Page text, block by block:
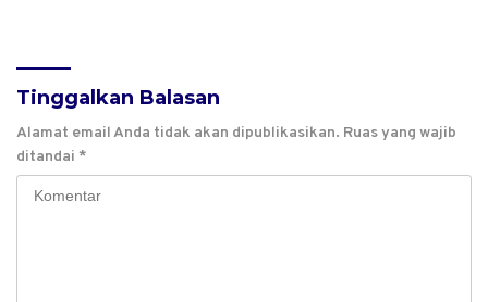
Tinggalkan Balasan
Alamat email Anda tidak akan dipublikasikan. Ruas yang wajib
ditandai *